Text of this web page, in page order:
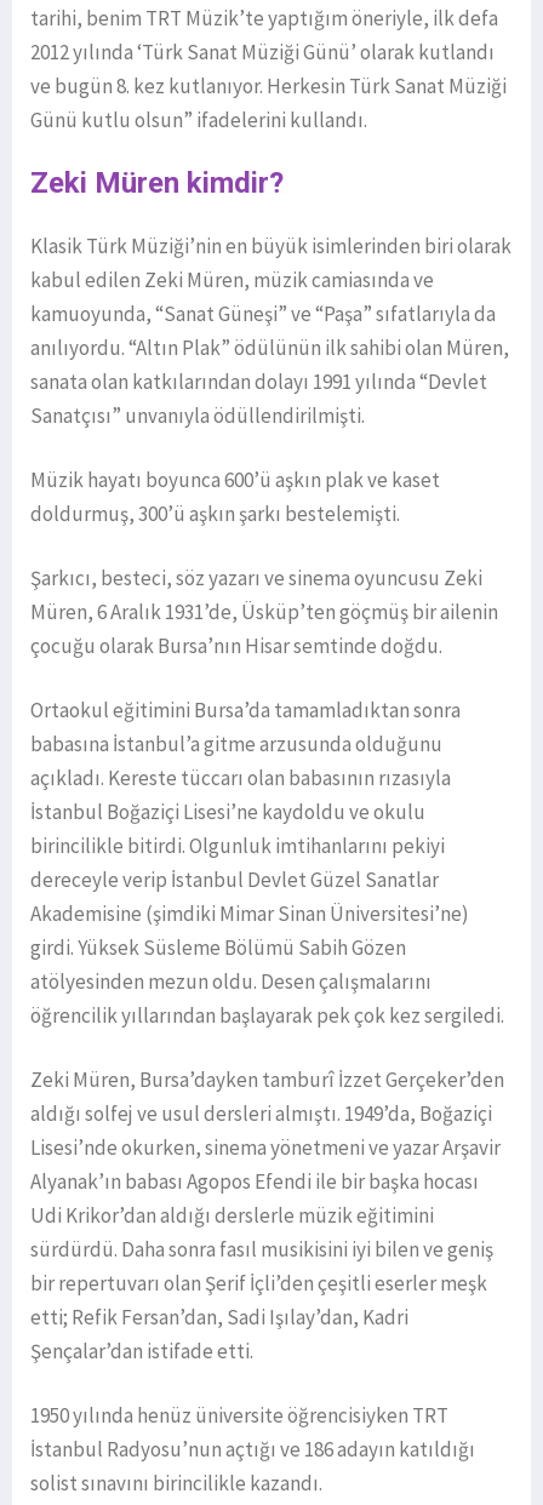
tarihi, benim TRT Müzik’te yaptığım öneriyle, ilk defa
2012 yılında ‘Türk Sanat Müziği Günü’ olarak kutlandı
ve bugün 8. kez kutlanıyor. Herkesin Türk Sanat Müziği
Günü kutlu olsun” ifadelerini kullandı.
Zeki Müren kimdir?
Klasik Türk Müziği’nin en büyük isimlerinden biri olarak
kabul edilen Zeki Müren, müzik camiasında ve
kamuoyunda, “Sanat Güneşi” ve “Paşa” sıfatlarıyla da
anılıyordu. “Altın Plak” ödülünün ilk sahibi olan Müren,
sanata olan katkılarından dolayı 1991 yılında “Devlet
Sanatçısı” unvanıyla ödüllendirilmişti.
Müzik hayatı boyunca 600’ü aşkın plak ve kaset
doldurmuş, 300’ü aşkın şarkı bestelemişti.
Şarkıcı, besteci, söz yazarı ve sinema oyuncusu Zeki
Müren, 6 Aralık 1931’de, Üsküp’ten göçmüş bir ailenin
çocuğu olarak Bursa’nın Hisar semtinde doğdu.
Ortaokul eğitimini Bursa’da tamamladıktan sonra
babasına İstanbul’a gitme arzusunda olduğunu
açıkladı. Kereste tüccarı olan babasının rızasıyla
İstanbul Boğaziçi Lisesi’ne kaydoldu ve okulu
birincilikle bitirdi. Olgunluk imtihanlarını pekiyi
dereceyle verip İstanbul Devlet Güzel Sanatlar
Akademisine (şimdiki Mimar Sinan Üniversitesi’ne)
girdi. Yüksek Süsleme Bölümü Sabih Gözen
atölyesinden mezun oldu. Desen çalışmalarını
öğrencilik yıllarından başlayarak pek çok kez sergiledi.
Zeki Müren, Bursa’dayken tamburî İzzet Gerçeker’den
aldığı solfej ve usul dersleri almıştı. 1949’da, Boğaziçi
Lisesi’nde okurken, sinema yönetmeni ve yazar Arşavir
Alyanak’ın babası Agopos Efendi ile bir başka hocası
Udi Krikor’dan aldığı derslerle müzik eğitimini
sürdürdü. Daha sonra fasıl musikisini iyi bilen ve geniş
bir repertuvarı olan Şerif İçli’den çeşitli eserler meşk
etti; Refik Fersan’dan, Sadi Işılay’dan, Kadri
Şençalar’dan istifade etti.
1950 yılında henüz üniversite öğrencisiyken TRT
İstanbul Radyosu’nun açtığı ve 186 adayın katıldığı
solist sınavını birincilikle kazandı.